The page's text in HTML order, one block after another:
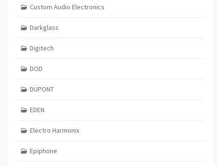
Custom Audio Electronics
Darkglass
Digitech
DOD
DUPONT
EDEN
Electro Harmonix
Epiphone